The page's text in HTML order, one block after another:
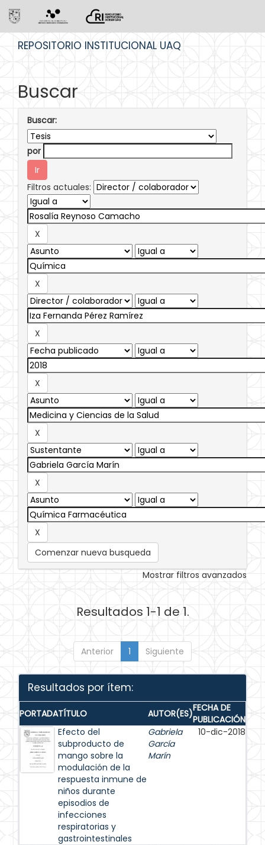
REPOSITORIO INSTITUCIONAL UAQ
Buscar
Buscar:
por
Filtros actuales:
Comenzar nueva busqueda
Mostrar filtros avanzados
Resultados 1-1 de 1.
Anterior 1 Siguiente
Resultados por ítem:
PORTADATÍTULO AUTOR(ES)FECHA DE
PUBLICACIÓN
Efecto del
subproducto de
mango sobre la
modulación de la
respuesta inmune de
niños durante
episodios de
infecciones
respiratorias y
gastrointestinales
Gabriela
García
Marín
10-dic-2018